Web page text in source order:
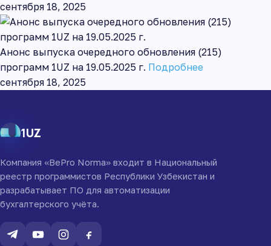
сентября 18, 2025
Анонс выпуска очередного обновления (215)
программ 1UZ на 19.05.2025 г. Подробнее
сентября 18, 2025
1UZ
Компания «BePro Norma» входит в Национальный
реестр программистов Республики Узбекистан и
разрабатывает ПО для автоматизации
бухгалтерского учёта.